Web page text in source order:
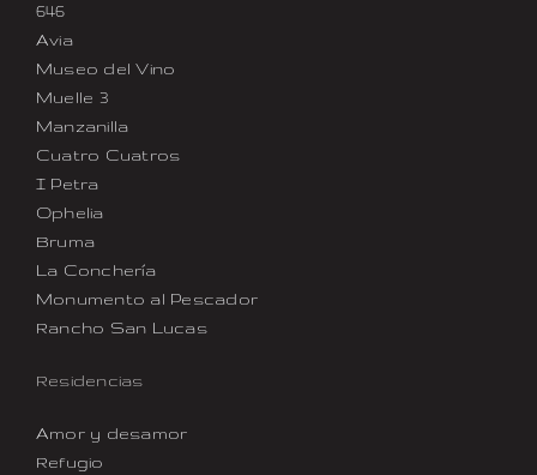
646
Avia
Museo del Vino
Muelle 3
Manzanilla
Cuatro Cuatros
I Petra
Ophelia
Bruma
La Conchería
Monumento al Pescador
Rancho San Lucas
Residencias
Amor y desamor
Refugio